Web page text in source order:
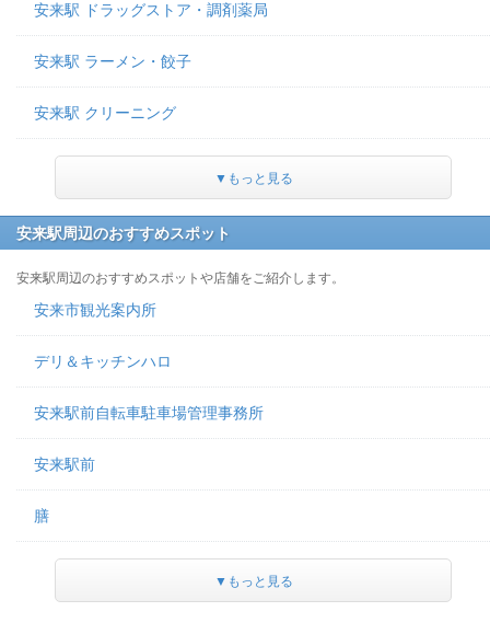
安来駅 ドラッグストア・調剤薬局
安来駅 ラーメン・餃子
安来駅 クリーニング
▼もっと見る
安来駅周辺のおすすめスポット
安来駅周辺のおすすめスポットや店舗をご紹介します。
安来市観光案内所
デリ＆キッチンハロ
安来駅前自転車駐車場管理事務所
安来駅前
膳
▼もっと見る